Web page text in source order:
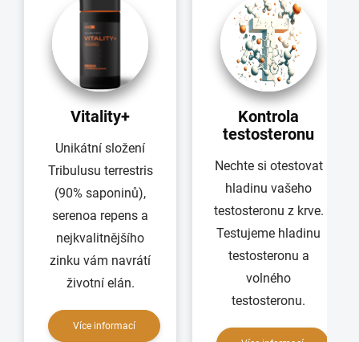
Vitality+
Unikátní složení
Tribulusu terrestris
(90% saponinů),
serenoa repens a
nejkvalitnějšího
zinku vám navrátí
životní elán.
Více informací
Kontrola
testosteronu
Nechte si otestovat
hladinu vašeho
testosteronu z krve.
Testujeme hladinu
testosteronu a
volného
testosteronu.